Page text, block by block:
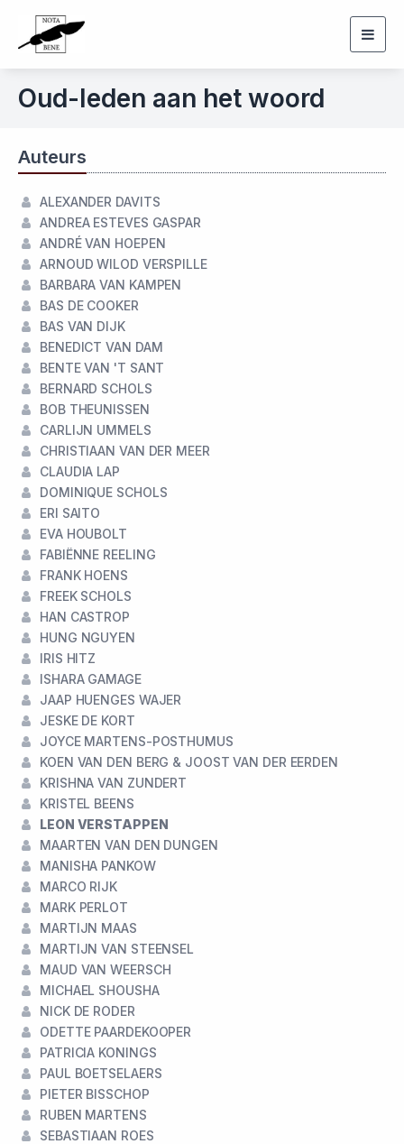
Oud-leden aan het woord
Auteurs
ALEXANDER DAVITS
ANDREA ESTEVES GASPAR
ANDRÉ VAN HOEPEN
ARNOUD WILOD VERSPILLE
BARBARA VAN KAMPEN
BAS DE COOKER
BAS VAN DIJK
BENEDICT VAN DAM
BENTE VAN 'T SANT
BERNARD SCHOLS
BOB THEUNISSEN
CARLIJN UMMELS
CHRISTIAAN VAN DER MEER
CLAUDIA LAP
DOMINIQUE SCHOLS
ERI SAITO
EVA HOUBOLT
FABIËNNE REELING
FRANK HOENS
FREEK SCHOLS
HAN CASTROP
HUNG NGUYEN
IRIS HITZ
ISHARA GAMAGE
JAAP HUENGES WAJER
JESKE DE KORT
JOYCE MARTENS-POSTHUMUS
KOEN VAN DEN BERG & JOOST VAN DER EERDEN
KRISHNA VAN ZUNDERT
KRISTEL BEENS
LEON VERSTAPPEN
MAARTEN VAN DEN DUNGEN
MANISHA PANKOW
MARCO RIJK
MARK PERLOT
MARTIJN MAAS
MARTIJN VAN STEENSEL
MAUD VAN WEERSCH
MICHAEL SHOUSHA
NICK DE RODER
ODETTE PAARDEKOOPER
PATRICIA KONINGS
PAUL BOETSELAERS
PIETER BISSCHOP
RUBEN MARTENS
SEBASTIAAN ROES